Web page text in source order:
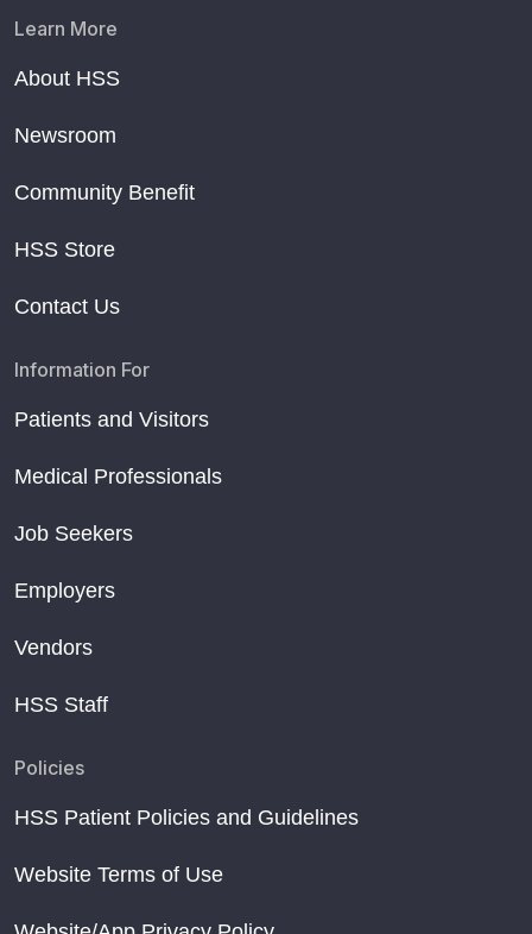
Learn More
About HSS
Newsroom
Community Benefit
HSS Store
Contact Us
Information For
Patients and Visitors
Medical Professionals
Job Seekers
Employers
Vendors
HSS Staff
Policies
HSS Patient Policies and Guidelines
Website Terms of Use